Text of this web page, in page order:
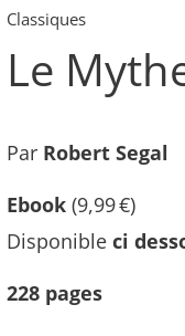
Classiques
Le
Par Robert Segal
Ebook(9,99€)
Disponible ci
228pages